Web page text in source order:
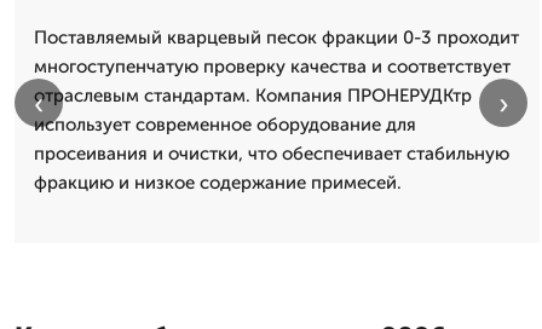
Поставляемый кварцевый песок фракции 0-3 проходит
многоступенчатую проверку качества и соответствует
отраслевым стандартам. Компания ПРОНЕРУДКтр
использует современное оборудование для
просеивания и очистки, что обеспечивает стабильную
фракцию и низкое содержание примесей.
‹ ›